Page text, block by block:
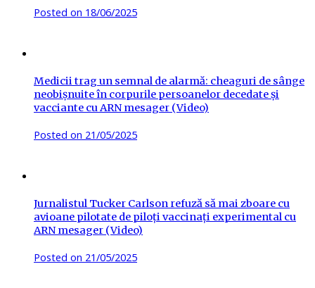
Posted on 18/06/2025
Medicii trag un semnal de alarmă: cheaguri de sânge
neobișnuite în corpurile persoanelor decedate și
vacciante cu ARN mesager (Video)
Posted on 21/05/2025
Jurnalistul Tucker Carlson refuză să mai zboare cu
avioane pilotate de piloți vaccinați experimental cu
ARN mesager (Video)
Posted on 21/05/2025